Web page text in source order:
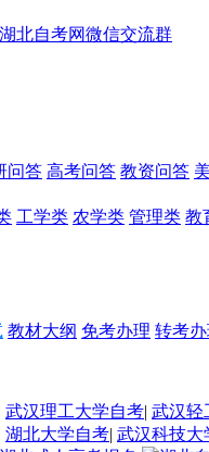
北自考网微信交流群
问答 高考问答 教资问答
工学类 农学类 管理类 教
教材大纲 免考办理 转考
武汉理工大学自考| 武汉轻
湖北大学自考| 武汉科技大